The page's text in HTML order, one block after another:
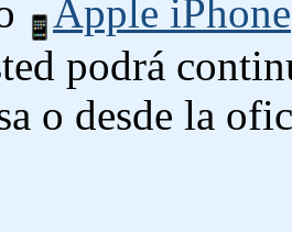
Apple iPhone
podrá
o desde la